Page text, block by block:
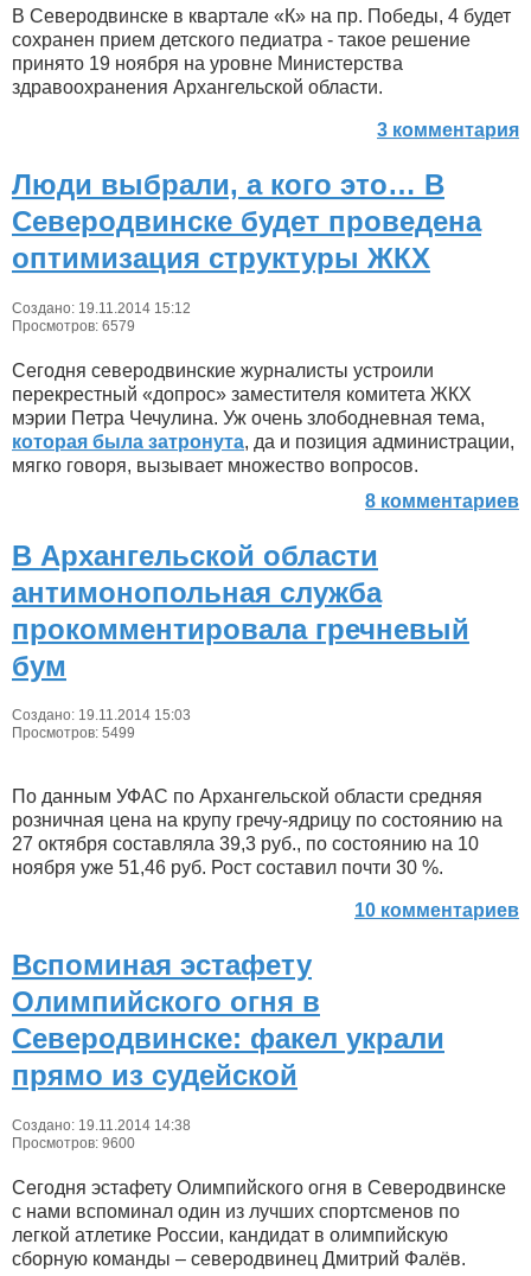
В Северодвинске в квартале «К» на пр. Победы, 4 будет
сохранен прием детского педиатра - такое решение
принято 19 ноября на уровне Министерства
здравоохранения Архангельской области.
3 комментария
Люди выбрали, а кого это… В
Северодвинске будет проведена
оптимизация структуры ЖКХ
Создано: 19.11.2014 15:12
Просмотров: 6579
Сегодня северодвинские журналисты устроили
перекрестный «допрос» заместителя комитета ЖКХ
мэрии Петра Чечулина. Уж очень злободневная тема,
которая была затронута, да и позиция администрации,
мягко говоря, вызывает множество вопросов.
8 комментариев
В Архангельской области
антимонопольная служба
прокомментировала гречневый
бум
Создано: 19.11.2014 15:03
Просмотров: 5499
По данным УФАС по Архангельской области средняя
розничная цена на крупу гречу-ядрицу по состоянию на
27 октября составляла 39,3 руб., по состоянию на 10
ноября уже 51,46 руб. Рост составил почти 30 %.
10 комментариев
Вспоминая эстафету
Олимпийского огня в
Северодвинске: факел украли
прямо из судейской
Создано: 19.11.2014 14:38
Просмотров: 9600
Сегодня эстафету Олимпийского огня в Северодвинске
с нами вспоминал один из лучших спортсменов по
легкой атлетике России, кандидат в олимпийскую
сборную команды – северодвинец Дмитрий Фалёв.